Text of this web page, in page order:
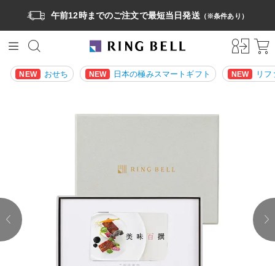
午前12時までのご注文で最短当日発送（※条件あり）
NEW おせち NEW 日本の極みスマートギフト NEW リ
prev